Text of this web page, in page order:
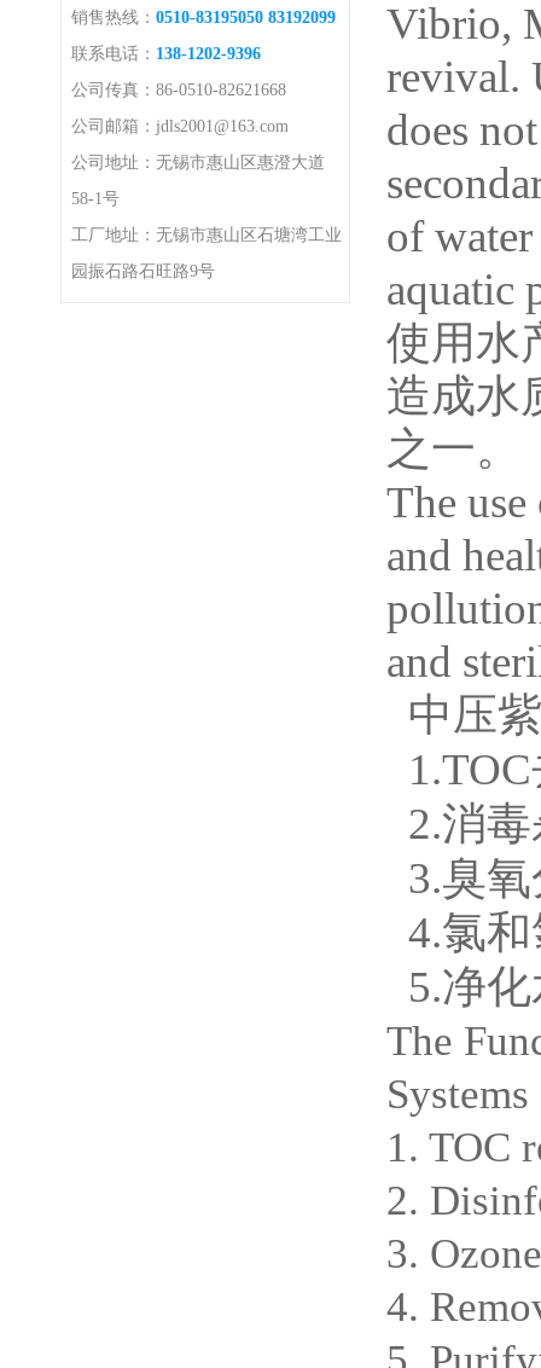
销售热线： 0510-83195050 83192099
联系电话： 138-1202-9396
公司传真：86-0510-82621668
公司邮箱：jdls2001@163.com
公司地址：无锡市惠山区惠澄大道
58-1号
工厂地址：无锡市惠山区石塘湾工业
园振石路石旺路9号
Vibrio,
revival.
does
of
aquatic
使用水
造成水
之一。
The
and
and
中压
2.消
3.臭
4.氯
5.净
The
Systems
1. TOC
2.
3.
4.